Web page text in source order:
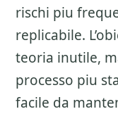
rischi piu
replicabile.
teoria inutile,
processo piu
facile da